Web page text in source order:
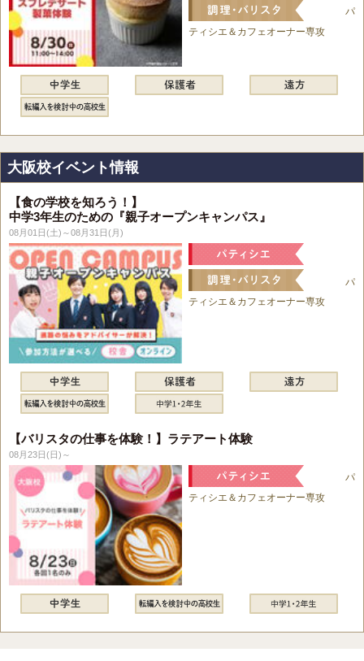
パ
ティシエ＆カフェオーナー専攻
大阪校イベント情報
【食の学校を知ろう！】
中学3年生のための『親子オープンキャンパス』
08月01日(土)～08月31日(月)
パ
ティシエ＆カフェオーナー専攻
【バリスタの仕事を体験！】ラテアート体験
08月23日(日)～
パ
ティシエ＆カフェオーナー専攻